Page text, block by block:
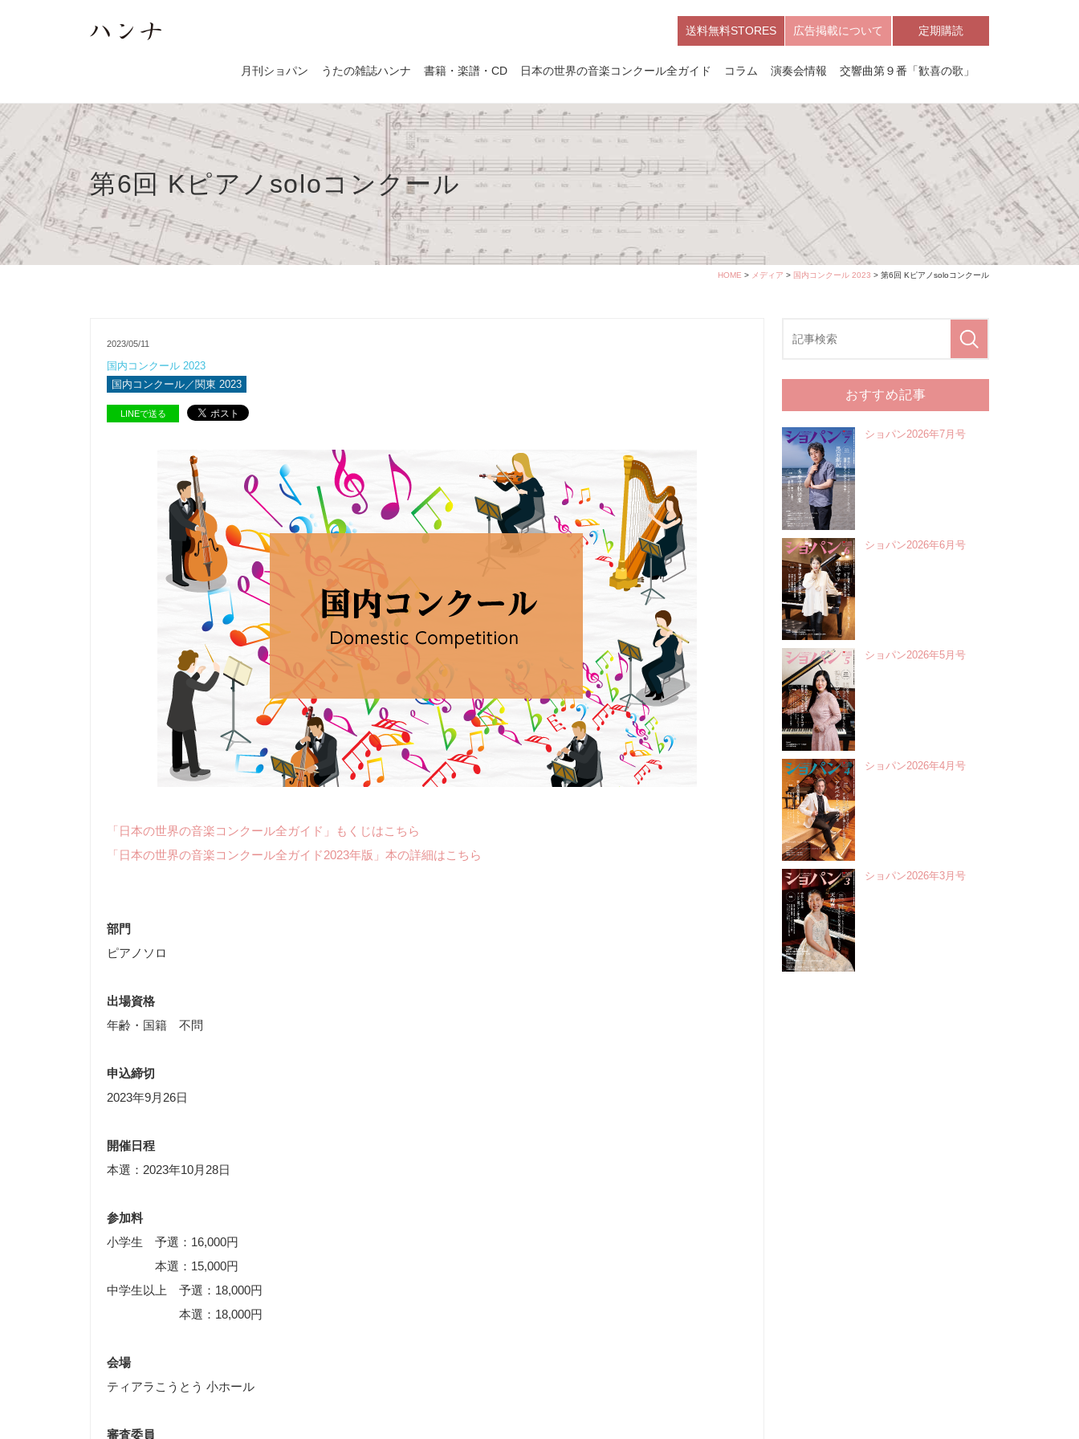
送料無料STORES 広告掲載について 定期購読
月刊ショパン うたの雑誌ハンナ 書籍・楽譜・CD 日本の世界の音楽コンクール全ガイド コラム 演奏会情報 交響曲第９番「歓喜の歌」
第6回 Kピアノsoloコンクール
HOME > メディア > 国内コンクール 2023 > 第6回 Kピアノsoloコンクール
2023/05/11
国内コンクール 2023
国内コンクール／関東 2023
LINEで送る
「日本の世界の音楽コンクール全ガイド」もくじはこちら
「日本の世界の音楽コンクール全ガイド2023年版」本の詳細はこちら
部門
ピアノソロ
出場資格
年齢・国籍 不問
申込締切
2023年9月26日
開催日程
本選：2023年10月28日
参加料
小学生 予選：16,000円
本選：15,000円
中学生以上 予選：18,000円
本選：18,000円
会場
ティアラこうとう 小ホール
審査委員
おすすめ記事
ショパン2026年7月号
ショパン2026年6月号
ショパン2026年5月号
ショパン2026年4月号
ショパン2026年3月号